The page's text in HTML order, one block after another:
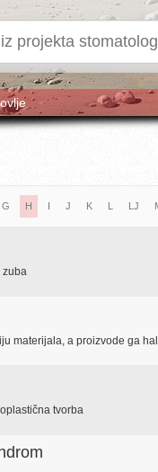
G H I J K L LJ
zuba
materijala, a proizvode ga
tvorba